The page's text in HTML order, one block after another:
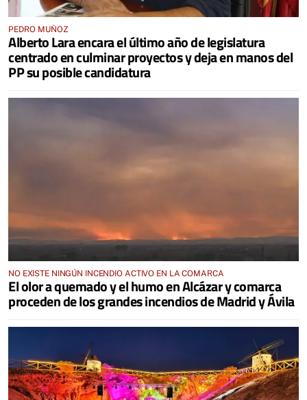
PEDRO MUÑOZ
Alberto Lara encara el último año de legislatura
centrado en culminar proyectos y deja en manos del
PP su posible candidatura
NO EXISTE NINGÚN INCENDIO ACTIVO EN LA COMARCA
El olor a quemado y el humo en Alcázar y comarca
proceden de los grandes incendios de Madrid y Ávila